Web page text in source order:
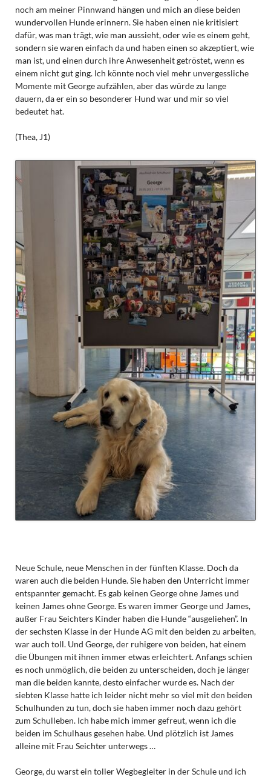
noch am meiner Pinnwand hängen und mich an diese beiden
wundervollen Hunde erinnern. Sie haben einen nie kritisiert
dafür, was man trägt, wie man aussieht, oder wie es einem geht,
sondern sie waren einfach da und haben einen so akzeptiert, wie
man ist, und einen durch ihre Anwesenheit getröstet, wenn es
einem nicht gut ging. Ich könnte noch viel mehr unvergessliche
Momente mit George aufzählen, aber das würde zu lange
dauern, da er ein so besonderer Hund war und mir so viel
bedeutet hat.
(Thea, J1)
Neue Schule, neue Menschen in der fünften Klasse. Doch da
waren auch die beiden Hunde. Sie haben den Unterricht immer
entspannter gemacht. Es gab keinen George ohne James und
keinen James ohne George. Es waren immer George und James,
außer Frau Seichters Kinder haben die Hunde “ausgeliehen”. In
der sechsten Klasse in der Hunde AG mit den beiden zu arbeiten,
war auch toll. Und George, der ruhigere von beiden, hat einem
die Übungen mit ihnen immer etwas erleichtert. Anfangs schien
es noch unmöglich, die beiden zu unterscheiden, doch je länger
man die beiden kannte, desto einfacher wurde es. Nach der
siebten Klasse hatte ich leider nicht mehr so viel mit den beiden
Schulhunden zu tun, doch sie haben immer noch dazu gehört
zum Schulleben. Ich habe mich immer gefreut, wenn ich die
beiden im Schulhaus gesehen habe. Und plötzlich ist James
alleine mit Frau Seichter unterwegs …
George, du warst ein toller Wegbegleiter in der Schule und ich